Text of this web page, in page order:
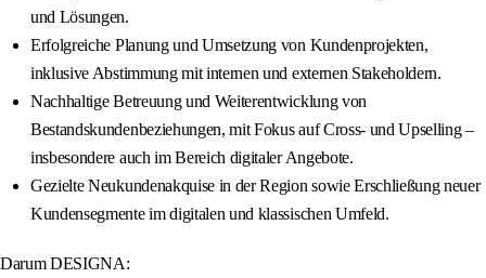
und Lösungen.
Erfolgreiche Planung und Umsetzung von Kundenprojekten,
inklusive Abstimmung mit internen und externen Stakeholdern.
Nachhaltige Betreuung und Weiterentwicklung von
Bestandskundenbeziehungen, mit Fokus auf Cross- und Upselling –
insbesondere auch im Bereich digitaler Angebote.
Gezielte Neukundenakquise in der Region sowie Erschließung neuer
Kundensegmente im digitalen und klassischen Umfeld.
Darum DESIGNA: